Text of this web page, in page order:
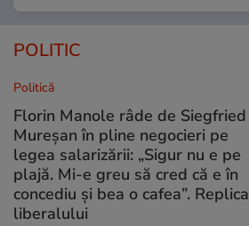
POLITIC
Politică
Florin Manole râde de Siegfried
Mureșan în pline negocieri pe
legea salarizării: „Sigur nu e pe
plajă. Mi-e greu să cred că e în
concediu și bea o cafea”. Replica
liberalului